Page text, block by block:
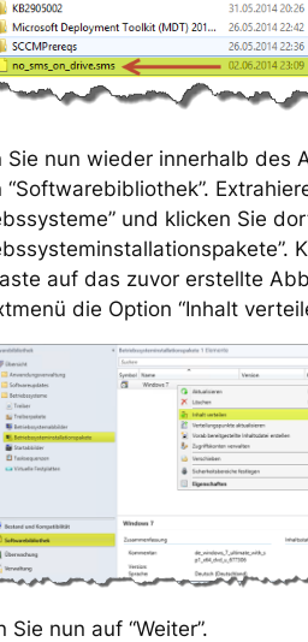
Sie nun wieder innerhalb des
“Softwarebibliothek”.
und klicken Sie
auf das zuvor erstellte
die Option “Inhalt
Sie nun auf “Weiter”.